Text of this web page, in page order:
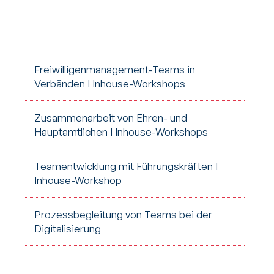
Freiwilligenmanagement-Teams in
Verbänden I Inhouse-Workshops
Zusammenarbeit von Ehren- und
Hauptamtlichen I Inhouse-Workshops
Teamentwicklung mit Führungskräften I
Inhouse-Workshop
Prozessbegleitung von Teams bei der
Digitalisierung